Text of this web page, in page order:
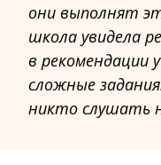
они выполнят
школа увидела
в рекомендации
сложные
никто слушать